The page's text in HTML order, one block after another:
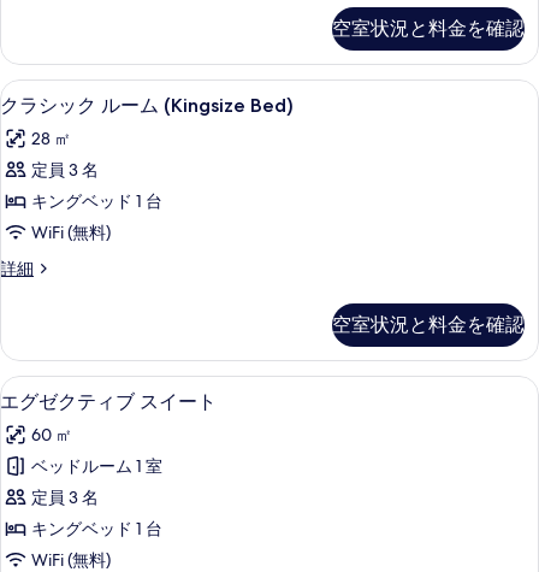
件
(Kingsize
Bed)
の
す
べ
て
の
写
表
示
す
る
ア
ル
ー
(Kingsize
Bed)
詳
細
空室状況と料金を確認
ク
ラ
シ
ッ
ク
ー
(Kingsize
Bed)
の
す
べ
て
の
写
クラシック ルーム (Kingsize Bed) |
3
クラシック ルーム (Kingsize Bed)
28 ㎡
定員 3 名
キングベッド 1 台
WiFi (無料)
詳細
ク
ク
ル
ー
(Kingsize
Bed)
の
詳
細
空室状況と料金を確認
エ
グ
ゼ
ク
テ
ィ
ミニバーのアイテム (無料)、セーフ
2
エグゼクティブ スイート
60 ㎡
ベッドルーム 1 室
定員 3 名
キングベッド 1 台
WiFi (無料)